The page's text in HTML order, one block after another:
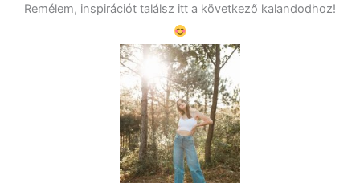
Remélem, inspirációt találsz itt a következő kalandodhoz!